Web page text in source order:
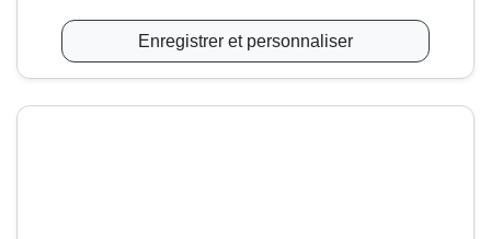
Enregistrer et personnaliser